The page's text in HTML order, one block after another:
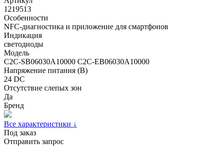
1219513
Особенности
NFC-диагностика и приложение для смартфонов
Индикация
светодиоды
Модель
C2C-SB06030A10000 C2C-EB06030A10000
Напряжение питания (В)
24 DC
Отсутствие слепых зон
Да
Бренд
Все характеристики ↓
Под заказ
Отправить запрос